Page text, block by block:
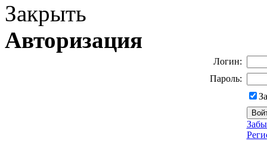
Закрыть
Авторизация
Логин:
Пароль: